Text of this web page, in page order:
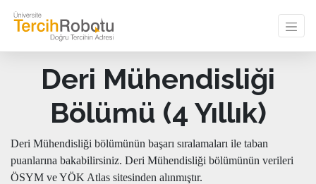
Deri Mühendisliği
Bölümü (4 Yıllık)
Deri Mühendisliği bölümünün başarı sıralamaları ile taban
puanlarına bakabilirsiniz. Deri Mühendisliği bölümünün verileri
ÖSYM ve YÖK Atlas sitesinden alınmıştır.